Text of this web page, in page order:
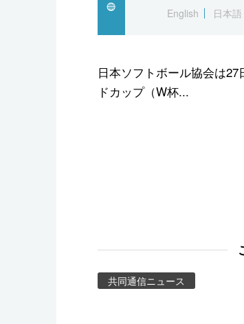
スポーツ・東京2020English
日本語
日本ソフトボール協会は
ドカップ（W杯...
共同通信ニュース